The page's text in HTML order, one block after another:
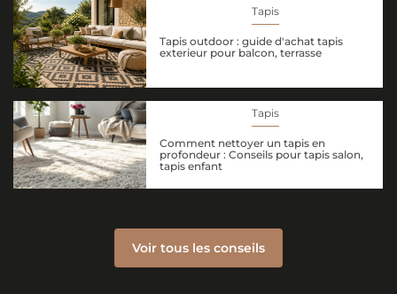
Tapis
Tapis outdoor : guide d'achat tapis
exterieur pour balcon, terrasse
Tapis
Comment nettoyer un tapis en
profondeur : Conseils pour tapis salon,
tapis enfant
Voir tous les conseils